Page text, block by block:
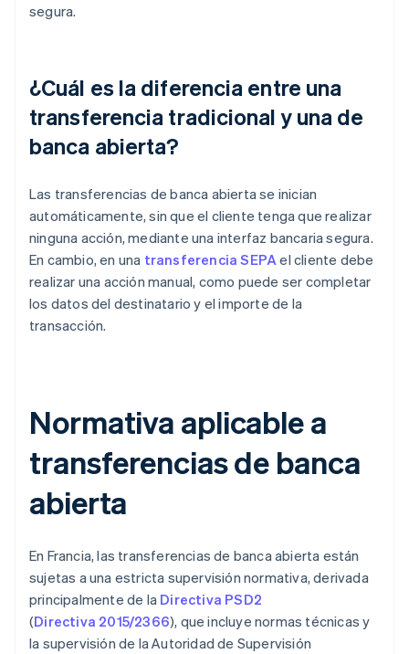
segura.
¿Cuál es la diferencia entre una
transferencia tradicional y una de
banca abierta?
Las transferencias de banca abierta se inician
automáticamente, sin que el cliente tenga que realizar
ninguna acción, mediante una interfaz bancaria segura.
En cambio, en una transferencia SEPAel cliente debe
realizar una acción manual, como puede ser completar
los datos del destinatario y el importe de la
transacción.
Normativa aplicable a
transferencias de banca
abierta
En Francia, las transferencias de banca abierta están
sujetas a una estricta supervisión normativa, derivada
principalmente de la Directiva PSD2
(Directiva 2015/2366), que incluye normas técnicas y
la supervisión de la Autoridad de Supervisión